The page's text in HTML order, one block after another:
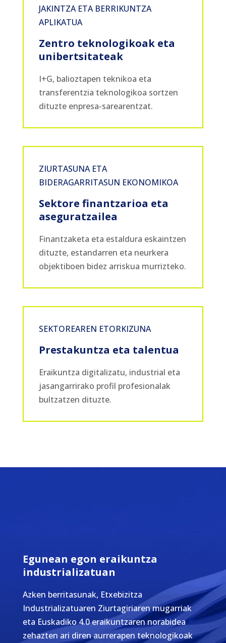
JAKINTZA ETA BERRIKUNTZA
APLIKATUA
Zentro teknologikoak eta
unibertsitateak
I+G, balioztapen teknikoa eta
transferentzia teknologikoa sortzen
dituzte enpresa-sarearentzat.
ZIURTASUNA ETA
BIDERAGARRITASUN EKONOMIKOA
Sektore finantzarioa eta
aseguratzailea
Finantzaketa eta estaldura eskaintzen
dituzte, estandarren eta neurkera
objektiboen bidez arriskua murrizteko.
SEKTOREAREN ETORKIZUNA
Prestakuntza eta talentua
Eraikuntza digitalizatu, industrial eta
jasangarrirako profil profesionalak
bultzatzen dituzte.
Egunean egon eraikuntza
industrializatuan
Azken berritasunak, Etxebizitza
Industrializatuaren Ziurtagiriaren mugarriak
eta Euskadiko 4.0 eraikuntzaren norabidea
zehazten ari diren aurrerapen teknologikoak